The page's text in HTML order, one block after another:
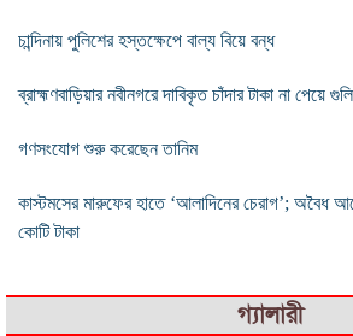
চান্দিনায় পুলিশের হস্তক্ষেপে বাল্য বিয়ে বন্ধ
ব্রাহ্মণবাড়িয়ার নবীনগরে দাবিকৃত চাঁদার টাকা না পেয়ে
গণসংযোগ শুরু করেছেন তানিম
কাস্টমসের মারুফের হাতে ‘আলাদিনের চেরাগ’; অবৈধ
কোটি টাকা
গ্যালারী